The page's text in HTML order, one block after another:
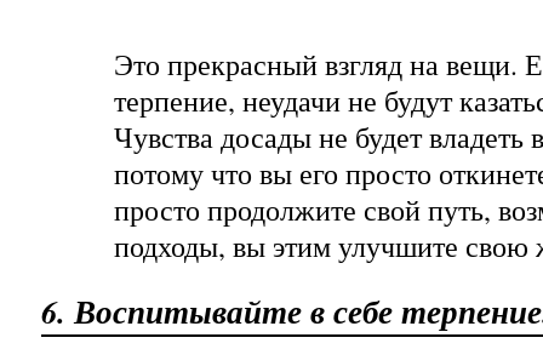
Это прекрасный взгляд на вещи.
терпение, неудачи не будут
Чувства досады не будет
потому что вы его просто
просто продолжите свой путь,
подходы, вы этим улучшите свою
6. Воспитывайте в себе